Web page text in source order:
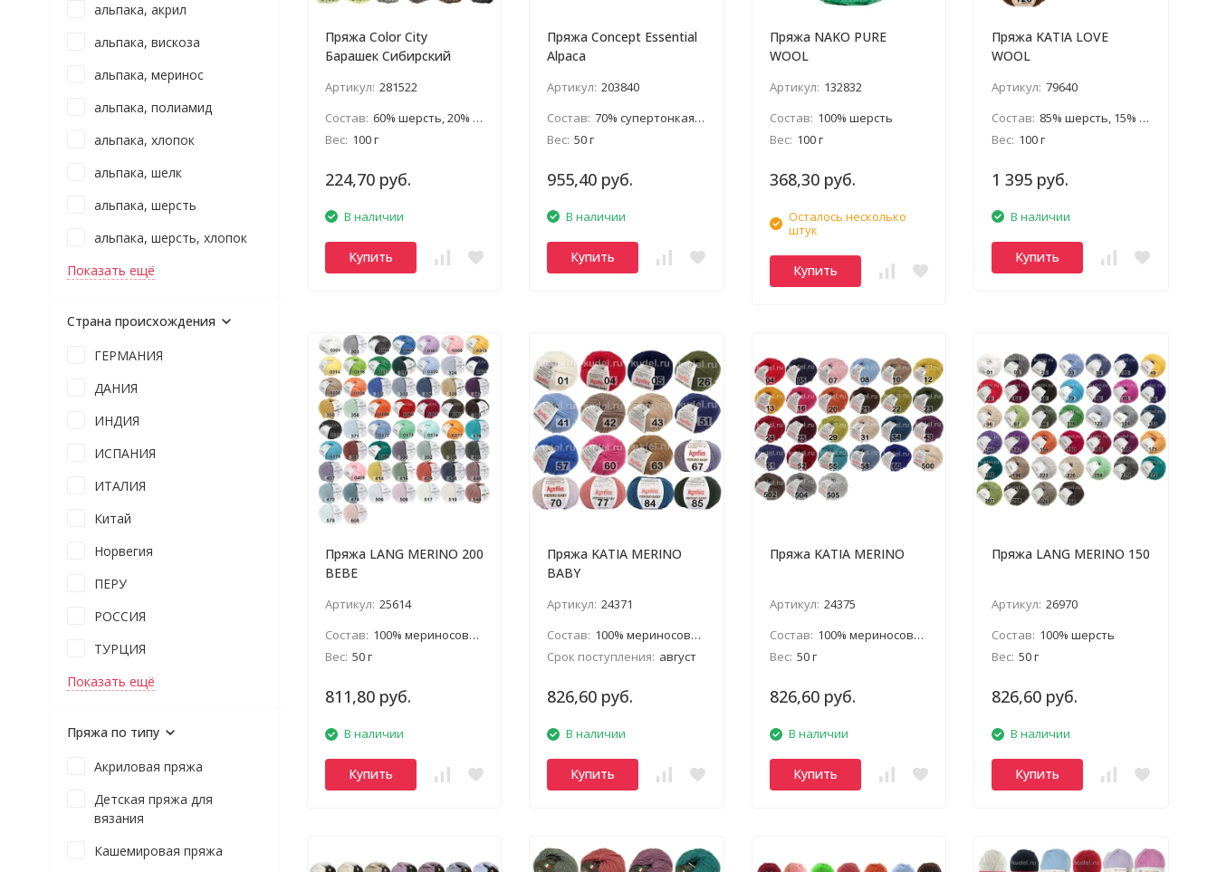
Пряжа Color City
Барашек Сибирский
Артикул: 281522
Состав: 60% шерсть, 20% меринос, 20% искуст.шелк
Вес: 100 г
224,70 руб.
В наличии
Купить
Пряжа Concept Essential
Alpaca
Артикул: 203840
Состав: 70% супертонкая альпака, 30% шерсть
Вес: 50 г
955,40 руб.
В наличии
Купить
Пряжа NAKO PURE
WOOL
Артикул: 132832
Состав: 100% шерсть
Вес: 100 г
368,30 руб.
Осталось несколько
штук
Купить
Пряжа KATIA LOVE
WOOL
Артикул: 79640
Состав: 85% шерсть, 15% альпака
Вес: 100 г
1 395 руб.
В наличии
Купить
Пряжа LANG MERINO 200
BEBE
Артикул: 25614
Состав: 100% мериносовая шерсть
Вес: 50 г
811,80 руб.
В наличии
Купить
Пряжа KATIA MERINO
BABY
Артикул: 24371
Состав: 100% мериносовая шерсть
Срок поступления: август
826,60 руб.
В наличии
Купить
Пряжа KATIA MERINO
Артикул: 24375
Состав: 100% мериносовая шерсть
Вес: 50 г
826,60 руб.
В наличии
Купить
Пряжа LANG MERINO 150
Артикул: 26970
Состав: 100% шерсть
Вес: 50 г
826,60 руб.
В наличии
Купить
альпака, акрил
альпака, вискоза
альпака, меринос
альпака, полиамид
альпака, хлопок
альпака, шелк
альпака, шерсть
альпака, шерсть, хлопок
Показать ещё
Страна происхождения
ГЕРМАНИЯ
ДАНИЯ
ИНДИЯ
ИСПАНИЯ
ИТАЛИЯ
Китай
Норвегия
ПЕРУ
РОССИЯ
ТУРЦИЯ
Показать ещё
Пряжа по типу
Акриловая пряжа
Детская пряжа для
вязания
Кашемировая пряжа